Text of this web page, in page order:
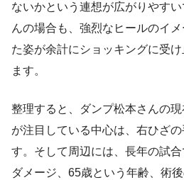
ないかという連想が広がりやす
んの場合も、強烈なヒールのイ
た姿が余計にショッキングに受
ます。
整理すると、ダンプ松本さんの
が注目している中心は、右ひざ
す。そして周辺には、長年の試
ダメージ、65歳という年齢、術